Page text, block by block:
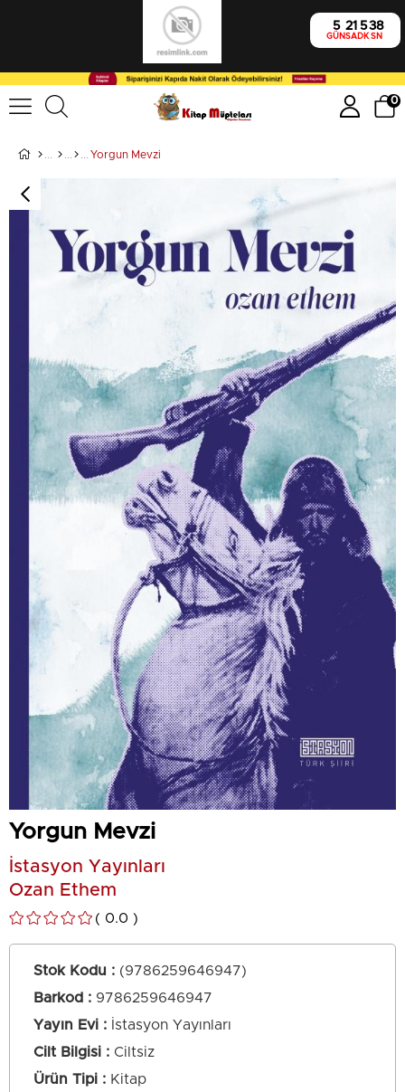
5
GÜN
21
SA
5
DK
38
SN
0
Yorgun Mevzi
Yorgun Mevzi
İstasyon Yayınları
Ozan Ethem
0.0
Stok Kodu
(9786259646947)
Barkod : 9786259646947
Yayın Evi
İstasyon Yayınları
Cilt Bilgisi
Ciltsiz
Ürün Tipi
Kitap